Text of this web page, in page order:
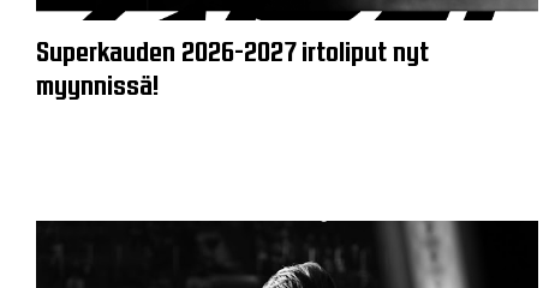
Superkauden 2026-2027 irtoliput nyt
myynnissä!